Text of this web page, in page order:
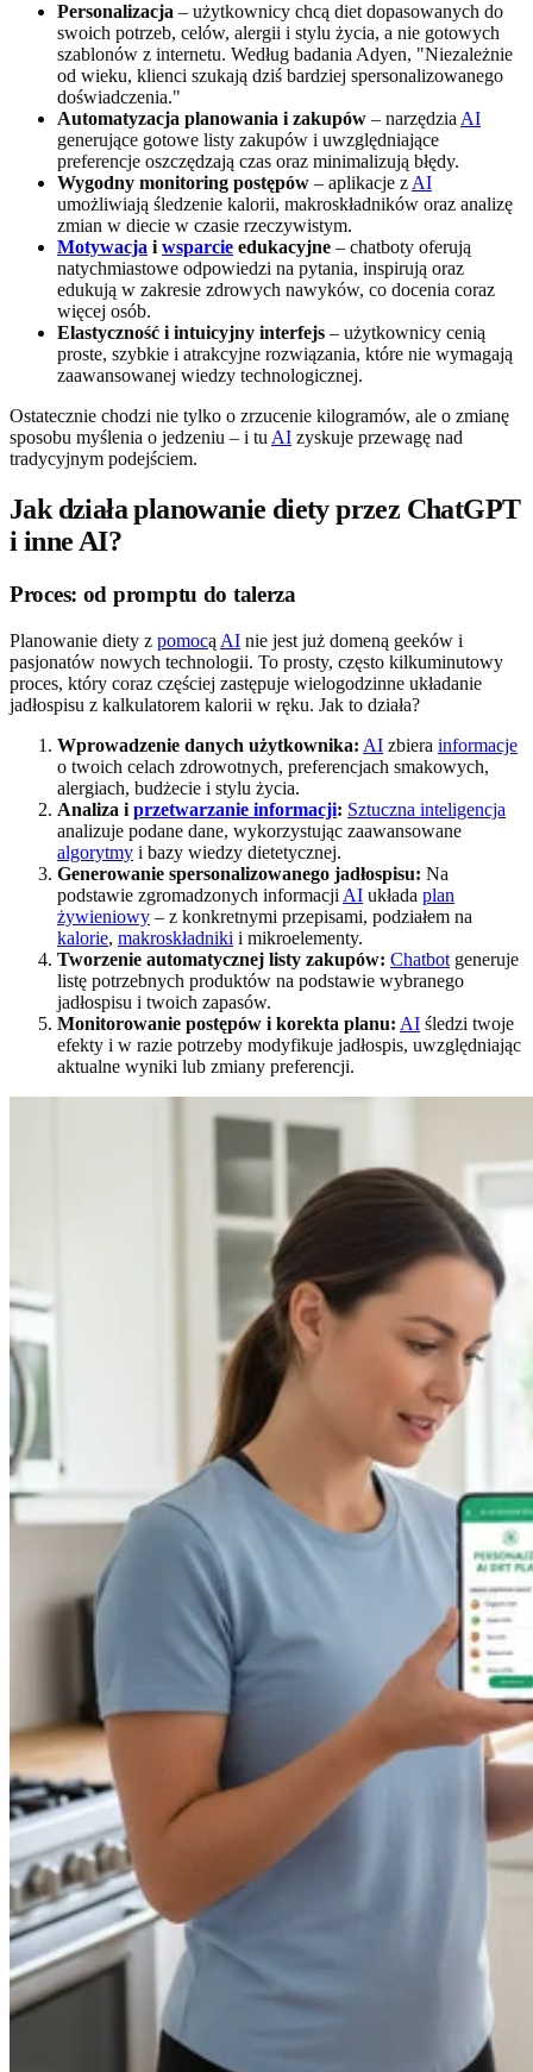
Personalizacja – użytkownicy chcą diet dopasowanych do
swoich potrzeb, celów, alergii i stylu życia, a nie gotowych
szablonów z internetu. Według badania Adyen, "Niezależnie
od wieku, klienci szukają dziś bardziej spersonalizowanego
doświadczenia."
Automatyzacja planowania i zakupów – narzędzia AI
generujące gotowe listy zakupów i uwzględniające
preferencje oszczędzają czas oraz minimalizują błędy.
Wygodny monitoring postępów – aplikacje z AI
umożliwiają śledzenie kalorii, makroskładników oraz analizę
zmian w diecie w czasie rzeczywistym.
Motywacja i wsparcie edukacyjne – chatboty oferują
natychmiastowe odpowiedzi na pytania, inspirują oraz
edukują w zakresie zdrowych nawyków, co docenia coraz
więcej osób.
Elastyczność i intuicyjny interfejs – użytkownicy cenią
proste, szybkie i atrakcyjne rozwiązania, które nie wymagają
zaawansowanej wiedzy technologicznej.
Ostatecznie chodzi nie tylko o zrzucenie kilogramów, ale o zmianę
sposobu myślenia o jedzeniu – i tu AI zyskuje przewagę nad
tradycyjnym podejściem.
Jak działa planowanie diety przez ChatGPT
i inne AI?
Proces: od promptu do talerza
Planowanie diety z pomocą AI nie jest już domeną geeków i
pasjonatów nowych technologii. To prosty, często kilkuminutowy
proces, który coraz częściej zastępuje wielogodzinne układanie
jadłospisu z kalkulatorem kalorii w ręku. Jak to działa?
Wprowadzenie danych użytkownika: AI zbiera informacje
o twoich celach zdrowotnych, preferencjach smakowych,
alergiach, budżecie i stylu życia.
Analiza i przetwarzanie informacji: Sztuczna inteligencja
analizuje podane dane, wykorzystując zaawansowane
algorytmy i bazy wiedzy dietetycznej.
Generowanie spersonalizowanego jadłospisu: Na
podstawie zgromadzonych informacji AI układa plan
żywieniowy – z konkretnymi przepisami, podziałem na
kalorie, makroskładniki i mikroelementy.
Tworzenie automatycznej listy zakupów: Chatbot generuje
listę potrzebnych produktów na podstawie wybranego
jadłospisu i twoich zapasów.
Monitorowanie postępów i korekta planu: AI śledzi twoje
efekty i w razie potrzeby modyfikuje jadłospis, uwzględniając
aktualne wyniki lub zmiany preferencji.